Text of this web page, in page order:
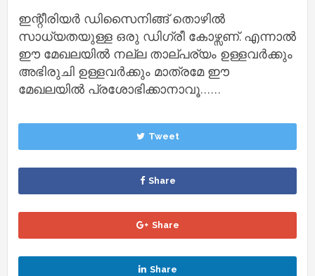
ഇന്റീരിയർ ഡിസൈനിങ്ങ് തൊഴിൽ
സാധ്യതയുള്ള ഒരു ഡിഗ്രീ കോഴ്സണ്. എന്നാൽ
ഈ മേഖലയിൽ നല്ല താല്പര്യം ഉള്ളവർക്കും
അഭിരുചി ഉള്ളവർക്കും മാത്രമേ ഈ
മേഖലയിൽ പ്രശോഭിക്കാനാവൂ……
Tweet
Share
Share
Share